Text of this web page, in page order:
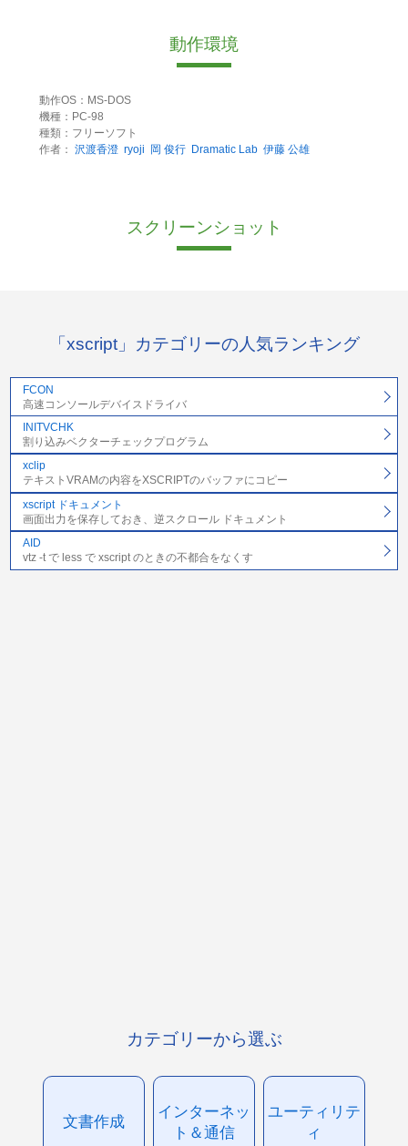
動作環境
動作OS：MS-DOS
機種：PC-98
種類：フリーソフト
作者： 沢渡香澄 ryoji 岡 俊行 Dramatic Lab 伊藤 公雄
スクリーンショット
「xscript」カテゴリーの人気ランキング
FCON
高速コンソールデバイスドライバ
INITVCHK
割り込みベクターチェックプログラム
xclip
テキストVRAMの内容をXSCRIPTのバッファにコピー
xscript ドキュメント
画面出力を保存しておき、逆スクロール ドキュメント
AID
vtz -t で less で xscript のときの不都合をなくす
カテゴリーから選ぶ
文書作成
インターネッ
ト＆通信
ユーティリテ
ィ